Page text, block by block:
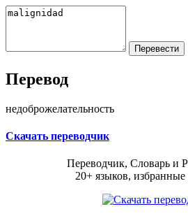
Перевод
недоброжелательность
Скачать переводчик
Переводчик, Словарь и
20+ языков,